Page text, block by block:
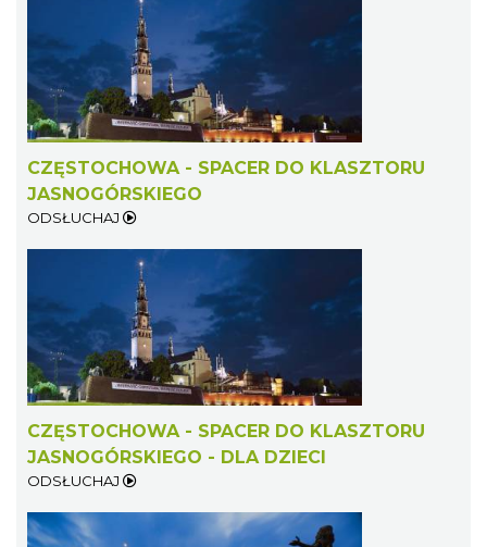
CZĘSTOCHOWA - SPACER DO KLASZTORU
JASNOGÓRSKIEGO
ODSŁUCHAJ
CZĘSTOCHOWA - SPACER DO KLASZTORU
JASNOGÓRSKIEGO - DLA DZIECI
ODSŁUCHAJ